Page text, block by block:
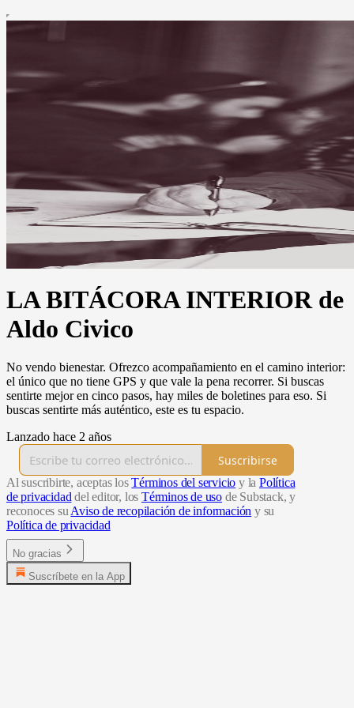
LA BITÁCORA INTERIOR de
Aldo Civico
No vendo bienestar. Ofrezco acompañamiento en el camino interior:
el único que no tiene GPS y que vale la pena recorrer. Si buscas
sentirte mejor en cinco pasos, hay miles de boletines para eso. Si
buscas sentirte más auténtico, este es tu espacio.
Lanzado hace 2 años
Suscribirse
Al suscribirte, aceptas losTérminos del servicio y laPolítica
de privacidaddel editor, losTérminos de uso de Substack, y
reconoces suAviso de recopilación de información y su
Política de privacidad
No gracias
Suscríbete en la App